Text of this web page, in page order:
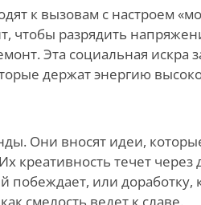
к вызовам с настроем
чтобы разрядить
Эта социальная искра
держат энергию
Они вносят идеи,
креативность течет
или доработку,
смелость ведет к славе.